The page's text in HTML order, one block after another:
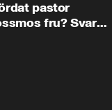
pastor
fru? Svar